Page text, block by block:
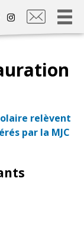
Nous
relèvent
par la MJC